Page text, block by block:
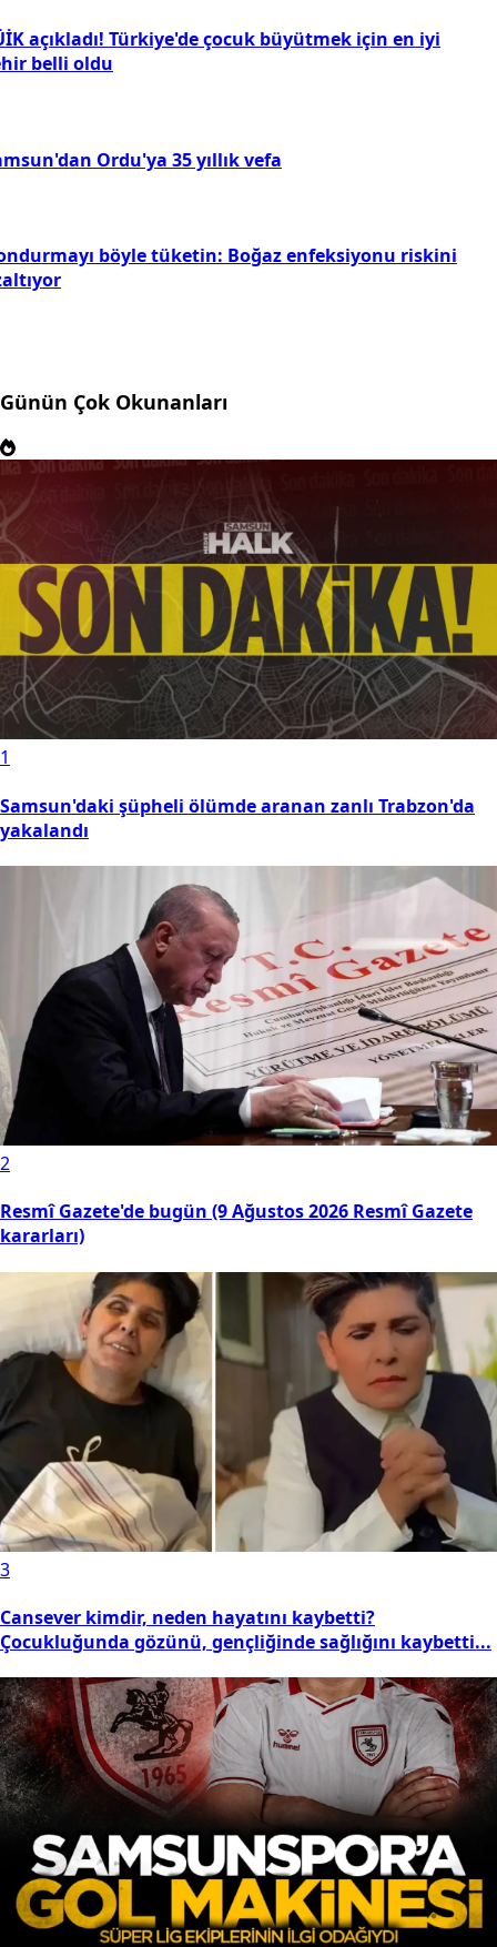
açıkladı! Türkiye'de çocuk büyütmek için en iyi
belli oldu
Ordu'ya 35 yıllık vefa
böyle tüketin: Boğaz enfeksiyonu riskini
Günün Çok Okunanları
1
Samsun'daki şüpheli ölümde aranan zanlı Trabzon'da
yakalandı
2
Resmî Gazete'de bugün (9 Ağustos 2026 Resmî Gazete
kararları)
3
Cansever kimdir, neden hayatını kaybetti?
Çocukluğunda gözünü, gençliğinde sağlığını kaybetti...